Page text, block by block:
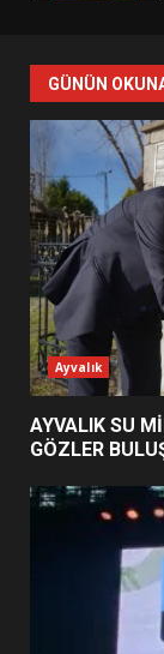
7
1
2
GÜNÜN
Ayvalık
AYVALIK SU
GÖZLER